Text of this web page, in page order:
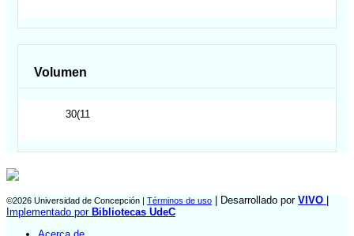
Volumen
30(11
©2026 Universidad de Concepción | Términos de uso | Desarrollado por VIVO
Implementado por Bibliotecas UdeC